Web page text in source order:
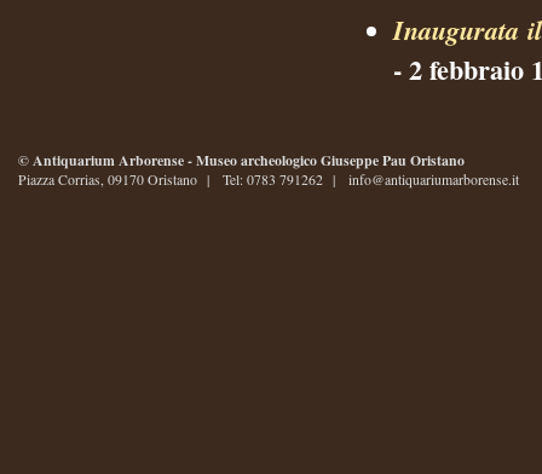
Inaugurata
- 2 febbraio
© Antiquarium Arborense - Museo archeologico Giuseppe Pau Oristano
Piazza Corrias, 09170 Oristano | Tel: 0783 791262 | info@antiquariumarborense.it